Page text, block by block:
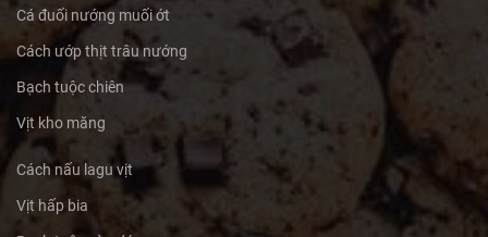
Cá đuối nướng muối ớt
Cách ướp thịt trâu nướng
Bạch tuộc chiên
Vịt kho măng
Cách nấu lagu vịt
Vịt hấp bia